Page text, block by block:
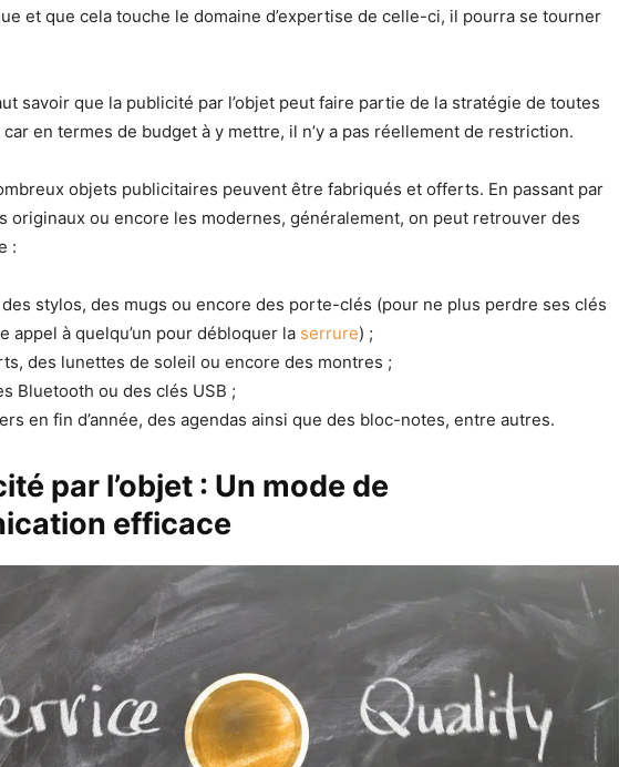
et que cela touche le domaine d’expertise de celle-ci, il pourra se tourner
savoir que la publicité par l’objet peut faire partie de la stratégie de toutes
en termes de budget à y mettre, il n’y a pas réellement de restriction.
objets publicitaires peuvent être fabriqués et offerts. En passant par
originaux ou encore les modernes, généralement, on peut retrouver des
:
des stylos, des mugs ou encore des porte-clés (pour ne plus perdre ses clés
appel à quelqu’un pour débloquer la serrure) ;
des lunettes de soleil ou encore des montres ;
Bluetooth ou des clés USB ;
en fin d’année, des agendas ainsi que des bloc-notes, entre autres.
par l’objet : Un mode de
efficace